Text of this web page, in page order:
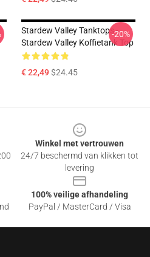
Stardew Valley Tanktops -
Stardew Valley Koffietank Top
€ 22,49$24.45
-20%
Winkel met vertrouwen
24/7 beschermd van klikken tot
levering
100% veilige afhandeling
PayPal / MasterCard / Visa